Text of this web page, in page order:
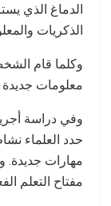
الدماغ الذي
الذكريات
وكلما قام
معلومات جديدة
حدد العلماء
مهارات جديدة.
مفتاح التعلم